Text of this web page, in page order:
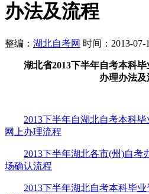
办法及流程
整编： 湖北自考网 时间：2013-07-
湖北省2013下半年自考本科
办理办法及
2013下半年自湖北自考本科
网上办理流程
2013下半年湖北各市(州)自考
场确认流程
2013下半年湖北自考本科毕